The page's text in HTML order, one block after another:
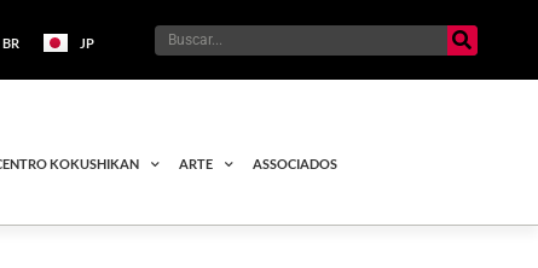
BR JP
KOKUSHIKAN ARTE ASSOCIADOS